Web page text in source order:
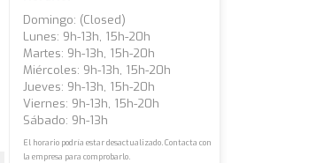
Domingo: (closed)
Lunes: 9h-13h, 15h-20h
Martes: 9h-13h, 15h-20h
Miércoles: 9h-13h, 15h-20h
Jueves: 9h-13h, 15h-20h
Viernes: 9h-13h, 15h-20h
Sábado: 9h-13h
El horario podría estar desactualizado. Contacta con
la empresa para comprobarlo.